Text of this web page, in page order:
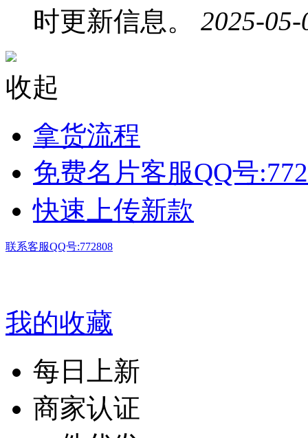
时更新信息。 2025-
收起
拿货流程
免费名片客服QQ号
快速上传新款
联系客服QQ号:772808
我的收藏
每日上新
商家认证